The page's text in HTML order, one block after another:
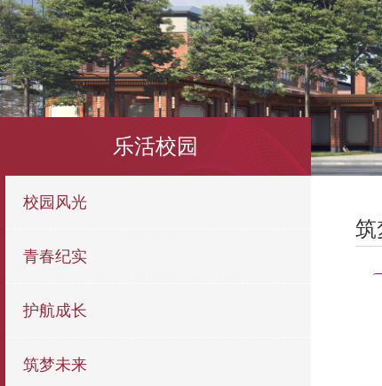
乐活校园
校园风光
青春纪实
护航成长
筑梦未来
筑